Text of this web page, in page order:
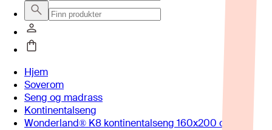
Hjem
Soverom
Seng og madrass
Kontinentalseng
Wonderland® K8 kontinentalseng 160x200 cm